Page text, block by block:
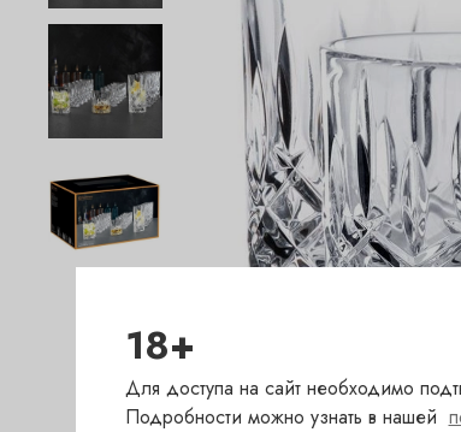
18+
Для доступа на сайт необходимо
Подробности можно узнать в нашей